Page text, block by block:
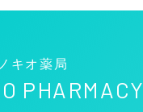
キオ薬局
PHARMACY